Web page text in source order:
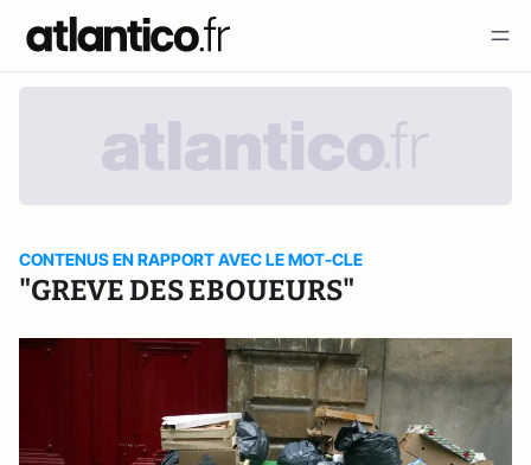
CONTENUS EN RAPPORT AVEC LE MOT-CLE
"GREVE DES EBOUEURS"